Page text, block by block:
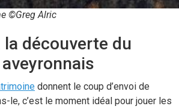
©Greg Alric
découverte du
donnent le coup d’envoi de
le, c’est le moment idéal pour jouer les